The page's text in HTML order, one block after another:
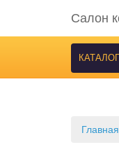
Салон
Главная